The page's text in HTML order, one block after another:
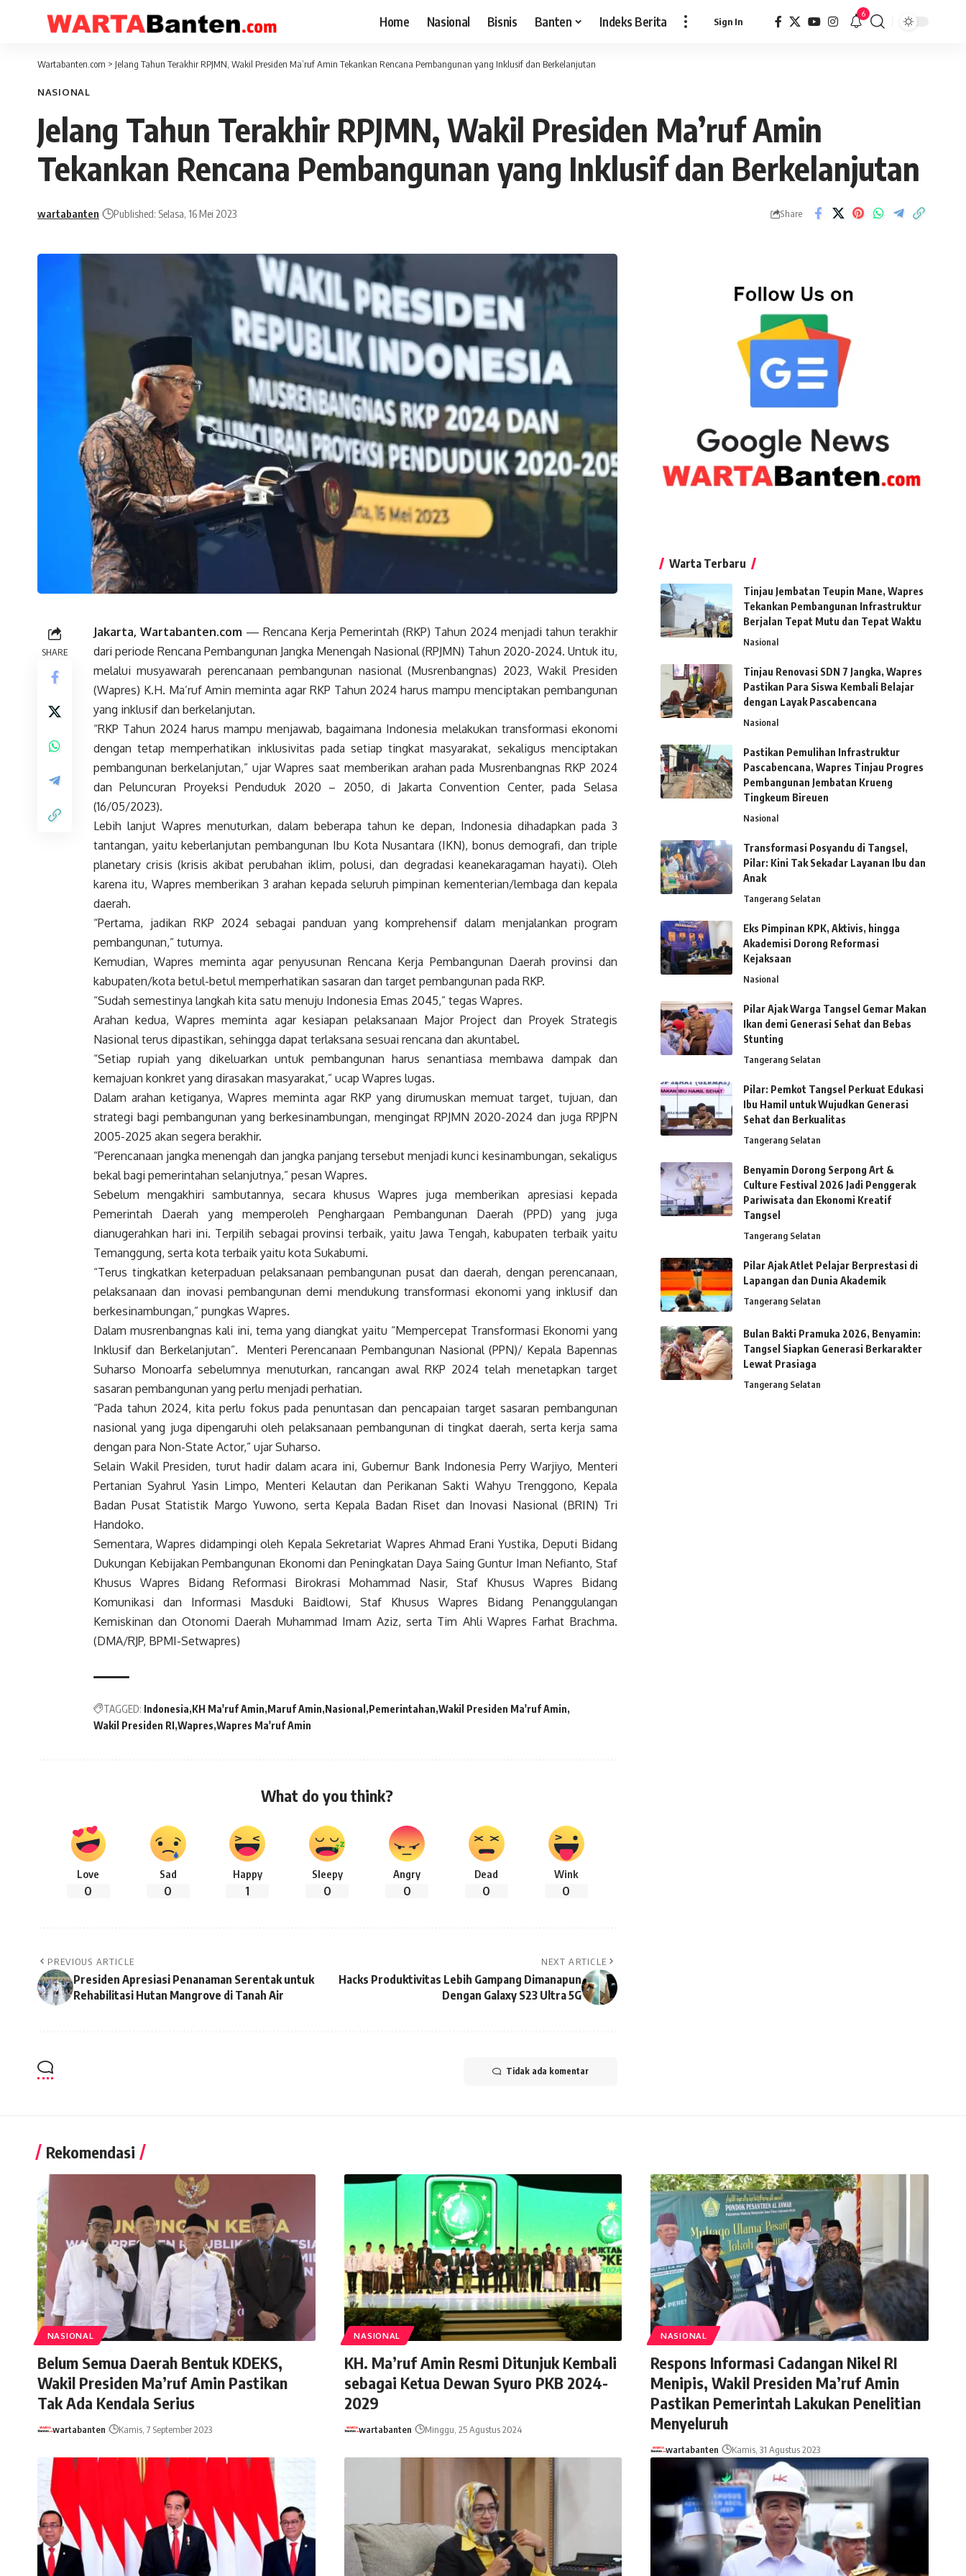
Home Nasional Bisnis Banten Indeks Berita Sign In
6
Wartabanten.com > Jelang Tahun Terakhir RPJMN, Wakil Presiden Ma’ruf Amin Tekankan Rencana Pembangunan yang Inklusif dan Berkelanjutan
NASIONAL
Jelang Tahun Terakhir RPJMN, Wakil Presiden Ma’ruf Amin
Tekankan Rencana Pembangunan yang Inklusif dan Berkelanjutan
wartabanten Published: Selasa, 16 Mei 2023 Share
SHARE
Jakarta, Wartabanten.com — Rencana Kerja Pemerintah (RKP) Tahun 2024 menjadi tahun terakhir
dari periode Rencana Pembangunan Jangka Menengah Nasional (RPJMN) Tahun 2020-2024. Untuk itu,
melalui musyawarah perencanaan pembangunan nasional (Musrenbangnas) 2023, Wakil Presiden
(Wapres) K.H. Ma’ruf Amin meminta agar RKP Tahun 2024 harus mampu menciptakan pembangunan
yang inklusif dan berkelanjutan.
“RKP Tahun 2024 harus mampu menjawab, bagaimana Indonesia melakukan transformasi ekonomi
dengan tetap memperhatikan inklusivitas pada setiap tingkat masyarakat, sekaligus menciptakan
pembangunan berkelanjutan,” ujar Wapres saat memberikan arahan pada Musrenbangnas RKP 2024
dan Peluncuran Proyeksi Penduduk 2020 – 2050, di Jakarta Convention Center, pada Selasa
(16/05/2023).
Lebih lanjut Wapres menuturkan, dalam beberapa tahun ke depan, Indonesia dihadapkan pada 3
tantangan, yaitu keberlanjutan pembangunan Ibu Kota Nusantara (IKN), bonus demografi, dan triple
planetary crisis (krisis akibat perubahan iklim, polusi, dan degradasi keanekaragaman hayati). Oleh
karena itu, Wapres memberikan 3 arahan kepada seluruh pimpinan kementerian/lembaga dan kepala
daerah.
“Pertama, jadikan RKP 2024 sebagai panduan yang komprehensif dalam menjalankan program
pembangunan,” tuturnya.
Kemudian, Wapres meminta agar penyusunan Rencana Kerja Pembangunan Daerah provinsi dan
kabupaten/kota betul-betul memperhatikan sasaran dan target pembangunan pada RKP.
“Sudah semestinya langkah kita satu menuju Indonesia Emas 2045,” tegas Wapres.
Arahan kedua, Wapres meminta agar kesiapan pelaksanaan Major Project dan Proyek Strategis
Nasional terus dipastikan, sehingga dapat terlaksana sesuai rencana dan akuntabel.
“Setiap rupiah yang dikeluarkan untuk pembangunan harus senantiasa membawa dampak dan
kemajuan konkret yang dirasakan masyarakat,” ucap Wapres lugas.
Dalam arahan ketiganya, Wapres meminta agar RKP yang dirumuskan memuat target, tujuan, dan
strategi bagi pembangunan yang berkesinambungan, mengingat RPJMN 2020-2024 dan juga RPJPN
2005-2025 akan segera berakhir.
“Perencanaan jangka menengah dan jangka panjang tersebut menjadi kunci kesinambungan, sekaligus
bekal bagi pemerintahan selanjutnya,” pesan Wapres.
Sebelum mengakhiri sambutannya, secara khusus Wapres juga memberikan apresiasi kepada
Pemerintah Daerah yang memperoleh Penghargaan Pembangunan Daerah (PPD) yang juga
dianugerahkan hari ini. Terpilih sebagai provinsi terbaik, yaitu Jawa Tengah, kabupaten terbaik yaitu
Temanggung, serta kota terbaik yaitu kota Sukabumi.
“Terus tingkatkan keterpaduan pelaksanaan pembangunan pusat dan daerah, dengan perencanaan,
pelaksanaan dan inovasi pembangunan demi mendukung transformasi ekonomi yang inklusif dan
berkesinambungan,” pungkas Wapres.
Dalam musrenbangnas kali ini, tema yang diangkat yaitu “Mempercepat Transformasi Ekonomi yang
Inklusif dan Berkelanjutan”. Menteri Perencanaan Pembangunan Nasional (PPN)/ Kepala Bapennas
Suharso Monoarfa sebelumnya menuturkan, rancangan awal RKP 2024 telah menetapkan target
sasaran pembangunan yang perlu menjadi perhatian.
“Pada tahun 2024, kita perlu fokus pada penuntasan dan pencapaian target sasaran pembangunan
nasional yang juga dipengaruhi oleh pelaksanaan pembangunan di tingkat daerah, serta kerja sama
dengan para Non-State Actor,” ujar Suharso.
Selain Wakil Presiden, turut hadir dalam acara ini, Gubernur Bank Indonesia Perry Warjiyo, Menteri
Pertanian Syahrul Yasin Limpo, Menteri Kelautan dan Perikanan Sakti Wahyu Trenggono, Kepala
Badan Pusat Statistik Margo Yuwono, serta Kepala Badan Riset dan Inovasi Nasional (BRIN) Tri
Handoko.
Sementara, Wapres didampingi oleh Kepala Sekretariat Wapres Ahmad Erani Yustika, Deputi Bidang
Dukungan Kebijakan Pembangunan Ekonomi dan Peningkatan Daya Saing Guntur Iman Nefianto, Staf
Khusus Wapres Bidang Reformasi Birokrasi Mohammad Nasir, Staf Khusus Wapres Bidang
Komunikasi dan Informasi Masduki Baidlowi, Staf Khusus Wapres Bidang Penanggulangan
Kemiskinan dan Otonomi Daerah Muhammad Imam Aziz, serta Tim Ahli Wapres Farhat Brachma.
(DMA/RJP, BPMI-Setwapres)
TAGGED: Indonesia KH Ma'ruf Amin Maruf Amin Nasional Pemerintahan Wakil Presiden Ma'ruf Amin
Wakil Presiden RI Wapres Wapres Ma'ruf Amin
What do you think?
Love
0
Sad
0
Happy
1
Sleepy
0
Angry
0
Dead
0
Wink
0
PREVIOUS ARTICLE
Presiden Apresiasi Penanaman Serentak untuk
Rehabilitasi Hutan Mangrove di Tanah Air
NEXT ARTICLE
Hacks Produktivitas Lebih Gampang Dimanapun
Dengan Galaxy S23 Ultra 5G
Tidak ada komentar
Warta Terbaru
Tinjau Jembatan Teupin Mane, Wapres
Tekankan Pembangunan Infrastruktur
Berjalan Tepat Mutu dan Tepat Waktu
Nasional
Tinjau Renovasi SDN 7 Jangka, Wapres
Pastikan Para Siswa Kembali Belajar
dengan Layak Pascabencana
Nasional
Pastikan Pemulihan Infrastruktur
Pascabencana, Wapres Tinjau Progres
Pembangunan Jembatan Krueng
Tingkeum Bireuen
Nasional
Transformasi Posyandu di Tangsel,
Pilar: Kini Tak Sekadar Layanan Ibu dan
Anak
Tangerang Selatan
Eks Pimpinan KPK, Aktivis, hingga
Akademisi Dorong Reformasi
Kejaksaan
Nasional
Pilar Ajak Warga Tangsel Gemar Makan
Ikan demi Generasi Sehat dan Bebas
Stunting
Tangerang Selatan
Pilar: Pemkot Tangsel Perkuat Edukasi
Ibu Hamil untuk Wujudkan Generasi
Sehat dan Berkualitas
Tangerang Selatan
Benyamin Dorong Serpong Art &
Culture Festival 2026 Jadi Penggerak
Pariwisata dan Ekonomi Kreatif
Tangsel
Tangerang Selatan
Pilar Ajak Atlet Pelajar Berprestasi di
Lapangan dan Dunia Akademik
Tangerang Selatan
Bulan Bakti Pramuka 2026, Benyamin:
Tangsel Siapkan Generasi Berkarakter
Lewat Prasiaga
Tangerang Selatan
Rekomendasi
NASIONAL
Belum Semua Daerah Bentuk KDEKS,
Wakil Presiden Ma’ruf Amin Pastikan
Tak Ada Kendala Serius
wartabanten Kamis, 7 September 2023
NASIONAL
KH. Ma’ruf Amin Resmi Ditunjuk Kembali
sebagai Ketua Dewan Syuro PKB 2024-
2029
wartabanten Minggu, 25 Agustus 2024
NASIONAL
Respons Informasi Cadangan Nikel RI
Menipis, Wakil Presiden Ma’ruf Amin
Pastikan Pemerintah Lakukan Penelitian
Menyeluruh
wartabanten Kamis, 31 Agustus 2023